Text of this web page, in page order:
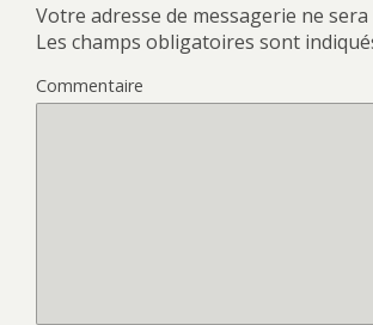
Votre adresse de messagerie ne
Les champs obligatoires sont
Commentaire